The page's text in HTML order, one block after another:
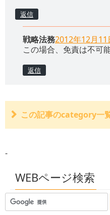
返信
戦略法務2012年12月11
この場合、免責は不可
返信
この記事のcategory一
社員が休日に会社の車で
組合員の交通事故と組合の
公務員の交通事故に対す
従業員の人身事故に会社
-
WEBページ検索